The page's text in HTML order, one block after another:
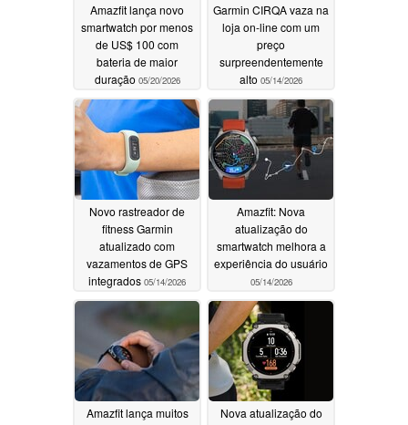
Amazfit lança novo
smartwatch por menos
de US$ 100 com
bateria de maior
duração 05/20/2026
Garmin CIRQA vaza na
loja on-line com um
preço
surpreendentemente
alto 05/14/2026
Novo rastreador de
fitness Garmin
atualizado com
vazamentos de GPS
integrados 05/14/2026
Amazfit: Nova
atualização do
smartwatch melhora a
experiência do usuário
05/14/2026
Amazfit lança muitos
Nova atualização do